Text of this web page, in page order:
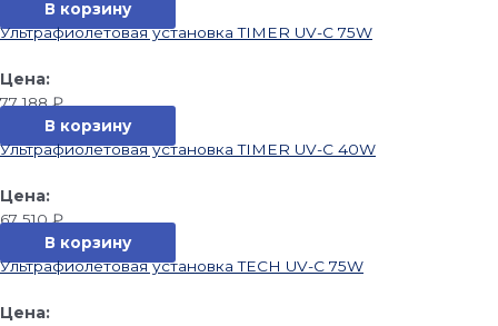
В корзину
Ультрафиолетовая установка TIMER UV-C 75W
77 188₽
В корзину
Ультрафиолетовая установка TIMER UV-C 40W
67 510₽
В корзину
Ультрафиолетовая установка TECH UV-C 75W